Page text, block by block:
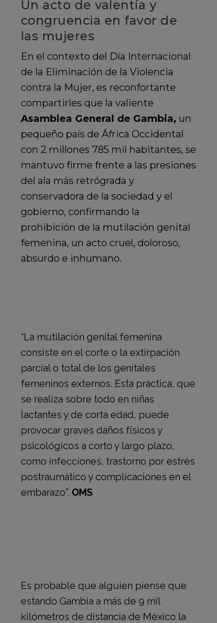
Un acto de valentía y
congruencia en favor de
las mujeres
En el contexto del Día Internacional
de la Eliminación de la Violencia
contra la Mujer, es reconfortante
compartirles que la valiente
Asamblea General de Gambia, un
pequeño país de África Occidental
con 2 millones 785 mil habitantes, se
mantuvo firme frente a las presiones
del ala más retrógrada y
conservadora de la sociedad y el
gobierno, confirmando la
prohibición de la mutilación genital
femenina, un acto cruel, doloroso,
absurdo e inhumano.
“La mutilación genital femenina
consiste en el corte o la extirpación
parcial o total de los genitales
femeninos externos. Esta práctica, que
se realiza sobre todo en niñas
lactantes y de corta edad, puede
provocar graves daños físicos y
psicológicos a corto y largo plazo,
como infecciones, trastorno por estrés
postraumático y complicaciones en el
embarazo”. OMS
Es probable que alguien piense que
estando Gambia a más de 9 mil
kilómetros de distancia de México la